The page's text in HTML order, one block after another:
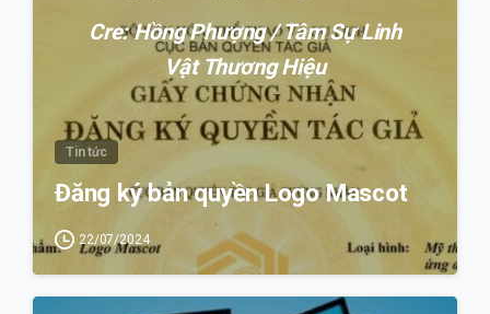
Cre: Hồng Phượng / Tâm Sự Linh
Vật Thương Hiệu
Tin tức
Đăng ký bản quyền Logo Mascot
22/07/2024